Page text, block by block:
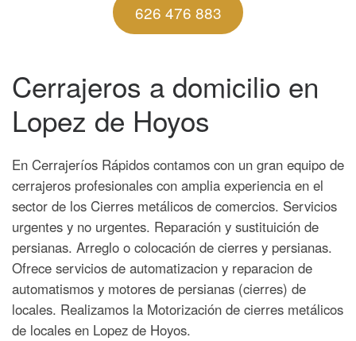
626 476 883
Cerrajeros a domicilio en
Lopez de Hoyos
En Cerrajeríos Rápidos contamos con un gran equipo de
cerrajeros profesionales con amplia experiencia en el
sector de los Cierres metálicos de comercios. Servicios
urgentes y no urgentes. Reparación y sustituición de
persianas. Arreglo o colocación de cierres y persianas.
Ofrece servicios de automatizacion y reparacion de
automatismos y motores de persianas (cierres) de
locales. Realizamos la Motorización de cierres metálicos
de locales en Lopez de Hoyos.